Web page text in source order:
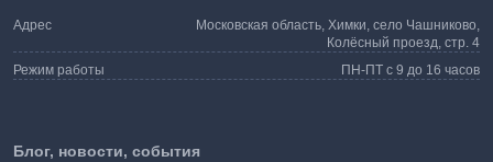
Блог, новости, события
Адрес
Московская область, Химки, село Чашниково,
Колёсный проезд, стр. 4
Режим работы
ПН-ПТ с 9 до 16 часов